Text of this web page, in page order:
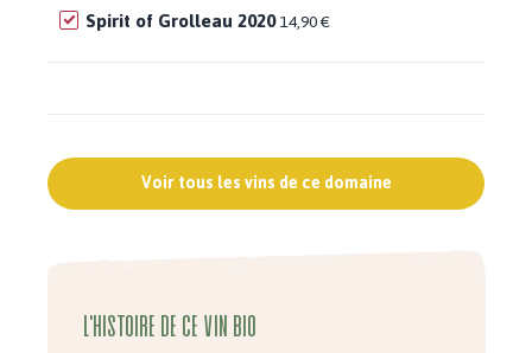
Spirit of Grolleau 202014,90 €
Voir tous les vins de ce domaine
L'histoire de ce vin bio